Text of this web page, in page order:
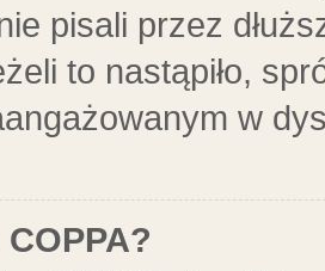
pisali przez
to nastąpiło,
w